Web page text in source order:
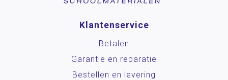
Klantenservice
Betalen
Garantie en reparatie
Bestellen en levering